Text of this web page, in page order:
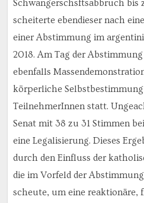
Schwangerschsftsabbruch bis
scheiterte ebendieser nach
einer Abstimmung im
2018. Am Tag der
ebenfalls
körperliche
TeilnehmerInnen statt.
Senat mit 38 zu 31 Stimmen
eine Legalisierung. Dieses
durch den Einfluss der
die im Vorfeld der
scheute, um eine reaktionäre,